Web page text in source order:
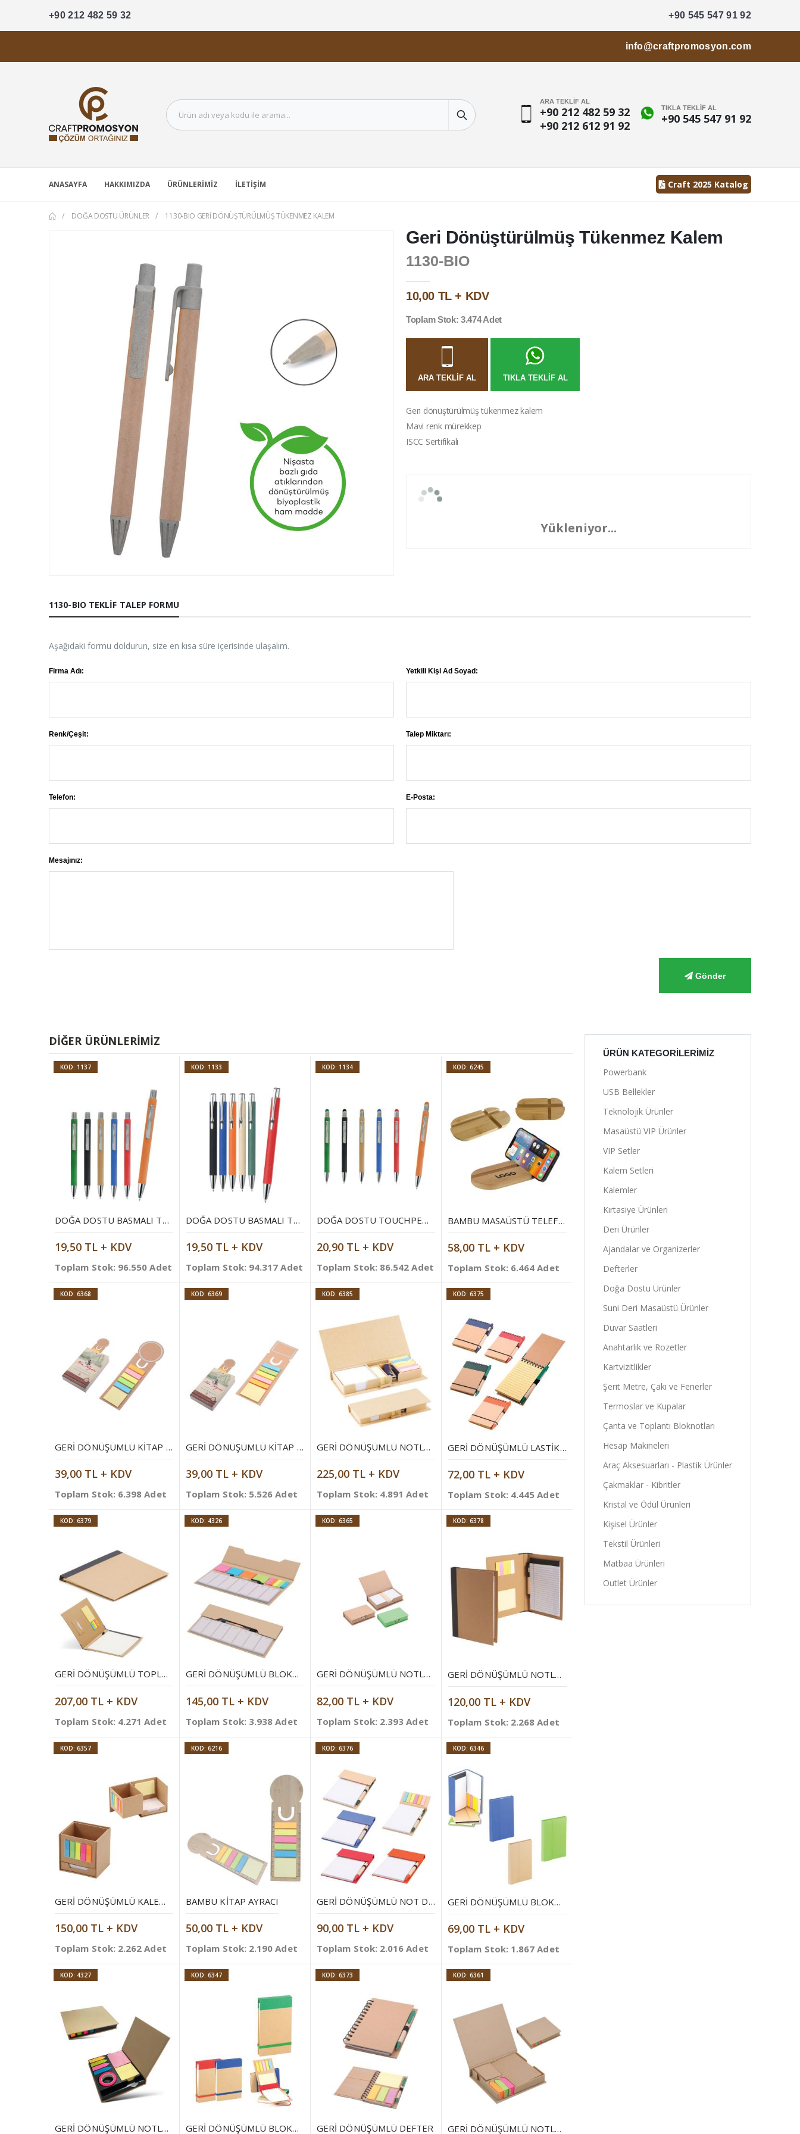
+90 212 482 59 32 +90 545 547 91 92
info@craftpromosyon.com
ARA TEKLİF AL
+90 212 482 59 32
+90 212 612 91 92
TIKLA TEKLİF AL
+90 545 547 91 92
ANASAYFA HAKKIMIZDA ÜRÜNLERIMIZ İLETIŞIM Craft 2025 Katalog
DOĞA DOSTU ÜRÜNLER 1130-BIO GERI DÖNÜŞTÜRÜLMÜŞ TÜKENMEZ KALEM
Geri Dönüştürülmüş Tükenmez Kalem
1130-BIO
10,00 TL + KDV
Toplam Stok: 3.474 Adet
ARA TEKLIF AL TIKLA TEKLIF AL
Geri dönüştürülmüş tükenmez kalem
Mavi renk mürekkep
ISCC Sertifikalı
Yükleniyor...
1130-BIO TEKLIF TALEP FORMU
Aşağıdaki formu doldurun, size en kısa süre içerisinde ulaşalım.
Firma Adı: Yetkili Kişi Ad Soyad:
Renk/Çeşit: Talep Miktarı:
Telefon: E-Posta:
Mesajınız:
Gönder
DIĞER ÜRÜNLERIMIZ
KOD: 1137
DOĞA DOSTU BASMALI TÜKENMEZ KALEM
19,50 TL + KDV
Toplam Stok: 96.550 Adet
KOD: 1133
DOĞA DOSTU BASMALI TÜKENMEZ KALEM
19,50 TL + KDV
Toplam Stok: 94.317 Adet
KOD: 1134
DOĞA DOSTU TOUCHPEN TÜKENMEZ KALEM
20,90 TL + KDV
Toplam Stok: 86.542 Adet
KOD: 6245
BAMBU MASAÜSTÜ TELEFON VE TABLET STANDI
58,00 TL + KDV
Toplam Stok: 6.464 Adet
KOD: 6368
GERI DÖNÜŞÜMLÜ KITAP AYRACI
39,00 TL + KDV
Toplam Stok: 6.398 Adet
KOD: 6369
GERI DÖNÜŞÜMLÜ KITAP AYRACI
39,00 TL + KDV
Toplam Stok: 5.526 Adet
KOD: 6385
GERI DÖNÜŞÜMLÜ NOTLUK
225,00 TL + KDV
Toplam Stok: 4.891 Adet
KOD: 6375
GERI DÖNÜŞÜMLÜ LASTIKLI NOT DEFTERI
72,00 TL + KDV
Toplam Stok: 4.445 Adet
KOD: 6379
GERI DÖNÜŞÜMLÜ TOPLANTI BLOKNOTU
207,00 TL + KDV
Toplam Stok: 4.271 Adet
KOD: 4326
GERI DÖNÜŞÜMLÜ BLOKNOT
145,00 TL + KDV
Toplam Stok: 3.938 Adet
KOD: 6365
GERI DÖNÜŞÜMLÜ NOTLUK
82,00 TL + KDV
Toplam Stok: 2.393 Adet
KOD: 6378
GERI DÖNÜŞÜMLÜ NOTLUK
120,00 TL + KDV
Toplam Stok: 2.268 Adet
KOD: 6357
GERI DÖNÜŞÜMLÜ KALEMLIK
150,00 TL + KDV
Toplam Stok: 2.262 Adet
KOD: 6216
BAMBU KITAP AYRACI
50,00 TL + KDV
Toplam Stok: 2.190 Adet
KOD: 6376
GERI DÖNÜŞÜMLÜ NOT DEFTERI
90,00 TL + KDV
Toplam Stok: 2.016 Adet
KOD: 6346
GERI DÖNÜŞÜMLÜ BLOKNOT
69,00 TL + KDV
Toplam Stok: 1.867 Adet
KOD: 4327
GERI DÖNÜŞÜMLÜ NOTLUK
KOD: 6347
GERI DÖNÜŞÜMLÜ BLOKNOT
KOD: 6373
GERI DÖNÜŞÜMLÜ DEFTER
KOD: 6361
GERI DÖNÜŞÜMLÜ NOTLUK
ÜRÜN KATEGORILERIMIZ
Powerbank
USB Bellekler
Teknolojik Ürünler
Masaüstü VIP Ürünler
VIP Setler
Kalem Setleri
Kalemler
Kırtasiye Ürünleri
Deri Ürünler
Ajandalar ve Organizerler
Defterler
Doğa Dostu Ürünler
Suni Deri Masaüstü Ürünler
Duvar Saatleri
Anahtarlık ve Rozetler
Kartvizitlikler
Şerit Metre, Çakı ve Fenerler
Termoslar ve Kupalar
Çanta ve Toplantı Bloknotları
Hesap Makineleri
Araç Aksesuarları - Plastik Ürünler
Çakmaklar - Kibritler
Kristal ve Ödül Ürünleri
Kişisel Ürünler
Tekstil Ürünleri
Matbaa Ürünleri
Outlet Ürünler